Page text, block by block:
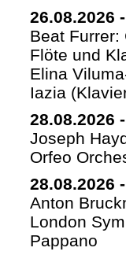
26.08.2026 -
Beat
Flöte und
Elina
Iazia
28.08.2026 -
Joseph
Orfeo
28.08.2026 -
Anton
London
Pappano